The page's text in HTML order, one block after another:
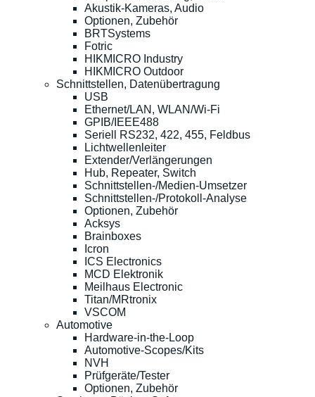
Akustik-Kameras, Audio
Optionen, Zubehör
BRTSystems
Fotric
HIKMICRO Industry
HIKMICRO Outdoor
Schnittstellen, Datenübertragung
USB
Ethernet/LAN, WLAN/Wi-Fi
GPIB/IEEE488
Seriell RS232, 422, 455, Feldbus
Lichtwellenleiter
Extender/Verlängerungen
Hub, Repeater, Switch
Schnittstellen-/Medien-Umsetzer
Schnittstellen-/Protokoll-Analyse
Optionen, Zubehör
Acksys
Brainboxes
Icron
ICS Electronics
MCD Elektronik
Meilhaus Electronic
Titan/MRtronix
VSCOM
Automotive
Hardware-in-the-Loop
Automotive-Scopes/Kits
NVH
Prüfgeräte/Tester
Optionen, Zubehör